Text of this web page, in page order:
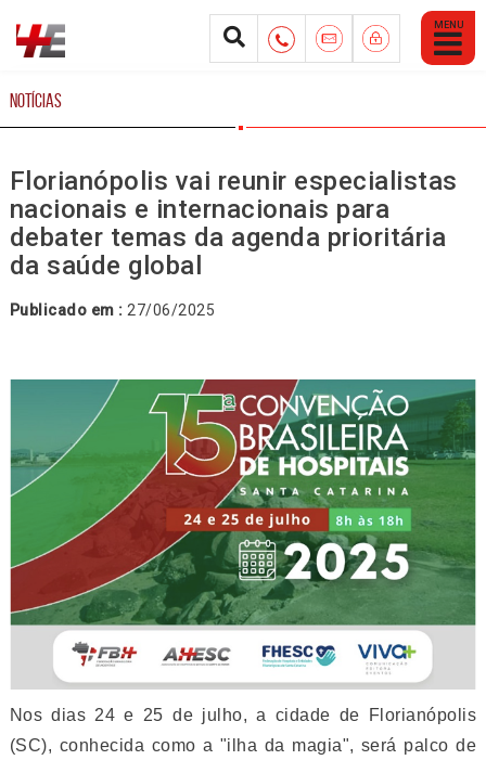
Abrir
Menu
Mobile
NOTÍCIAS
Florianópolis vai reunir especialistas
nacionais e internacionais para
debater temas da agenda prioritária
da saúde global
Publicado em : 27/06/2025
Nos dias 24 e 25 de julho, a cidade de Florianópolis
(SC), conhecida como a "ilha da magia", será palco de